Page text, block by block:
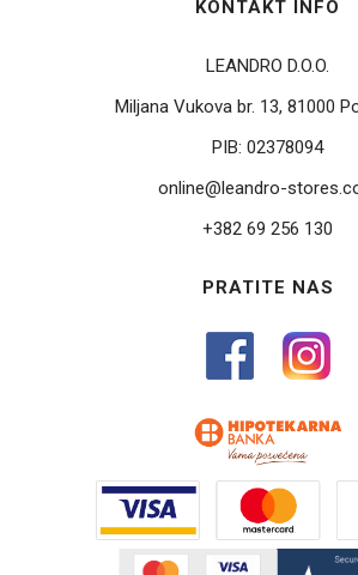
KONTAKT INFO
LEANDRO D.O.O.
Miljana Vukova br. 13, 81000
PIB:02378094
online@leandro-
+382 69 256 130
PRATITE NAS